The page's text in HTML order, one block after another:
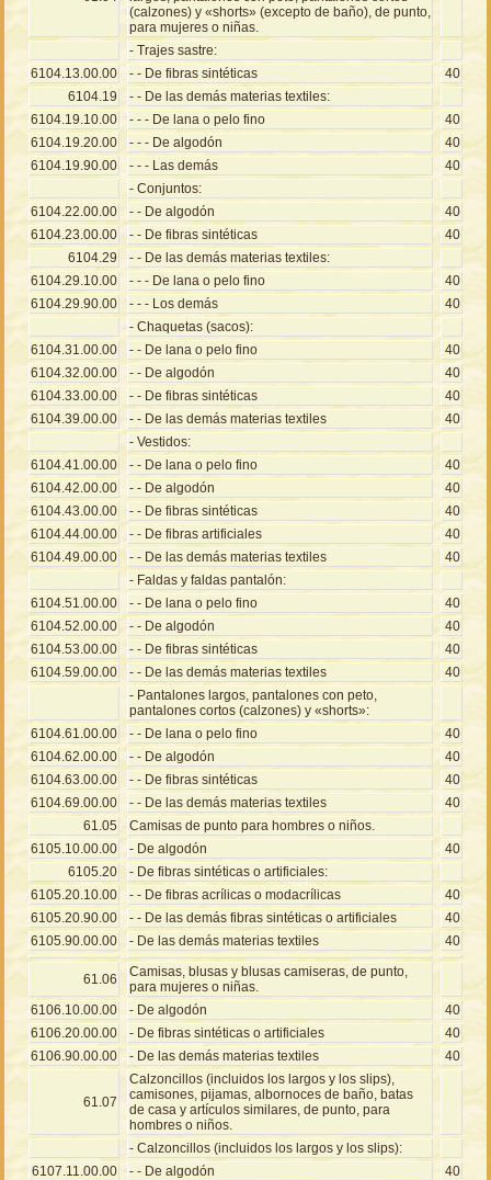
(calzones) y «shorts» (excepto de baño), de punto,
para mujeres o niñas.
- Trajes sastre:
6104.13.00.00
- - De fibras sintéticas
40
6104.19
- - De las demás materias textiles:
6104.19.10.00
- - - De lana o pelo fino
40
6104.19.20.00
- - - De algodón
40
6104.19.90.00
- - - Las demás
40
- Conjuntos:
6104.22.00.00
- - De algodón
40
6104.23.00.00
- - De fibras sintéticas
40
6104.29
- - De las demás materias textiles:
6104.29.10.00
- - - De lana o pelo fino
40
6104.29.90.00
- - - Los demás
40
- Chaquetas (sacos):
6104.31.00.00
- - De lana o pelo fino
40
6104.32.00.00
- - De algodón
40
6104.33.00.00
- - De fibras sintéticas
40
6104.39.00.00
- - De las demás materias textiles
40
- Vestidos:
6104.41.00.00
- - De lana o pelo fino
40
6104.42.00.00
- - De algodón
40
6104.43.00.00
- - De fibras sintéticas
40
6104.44.00.00
- - De fibras artificiales
40
6104.49.00.00
- - De las demás materias textiles
40
- Faldas y faldas pantalón:
6104.51.00.00
- - De lana o pelo fino
40
6104.52.00.00
- - De algodón
40
6104.53.00.00
- - De fibras sintéticas
40
6104.59.00.00
- - De las demás materias textiles
40
- Pantalones largos, pantalones con peto,
pantalones cortos (calzones) y «shorts»:
6104.61.00.00
- - De lana o pelo fino
40
6104.62.00.00
- - De algodón
40
6104.63.00.00
- - De fibras sintéticas
40
6104.69.00.00
- - De las demás materias textiles
40
61.05
Camisas de punto para hombres o niños.
6105.10.00.00
- De algodón
40
6105.20
- De fibras sintéticas o artificiales:
6105.20.10.00
- - De fibras acrílicas o modacrílicas
40
6105.20.90.00
- - De las demás fibras sintéticas o artificiales
40
6105.90.00.00
- De las demás materias textiles 40
61.06
Camisas, blusas y blusas camiseras, de punto,
para mujeres o niñas.
6106.10.00.00
- De algodón
40
6106.20.00.00
- De fibras sintéticas o artificiales
40
6106.90.00.00
- De las demás materias textiles 40
61.07
Calzoncillos (incluidos los largos y los slips),
camisones, pijamas, albornoces de baño, batas
de casa y artículos similares, de punto, para
hombres o niños.
- Calzoncillos (incluidos los largos y los slips):
6107.11.00.00
- - De algodón
40